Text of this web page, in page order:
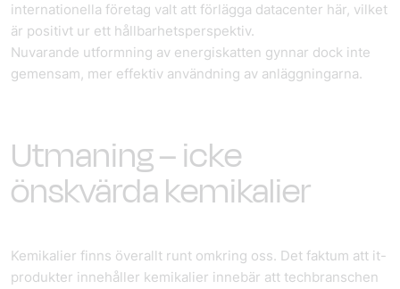
internationella företag valt att förlägga datacenter här, vilket
är positivt ur ett hållbarhetsperspektiv.
Nuvarande utformning av energiskatten gynnar dock inte
gemensam, mer effektiv användning av anläggningarna.
Utmaning – icke
önskvärda kemikalier
Kemikalier finns överallt runt omkring oss. Det faktum att it-
produkter innehåller kemikalier innebär att tech­branschen